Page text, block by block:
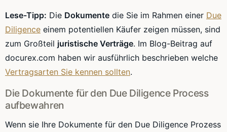
Lese-Tipp: Die Dokumente die Sie im Rahmen einer Due
Diligence einem potentiellen Käufer zeigen müssen, sind
zum Großteil juristische Verträge. Im Blog-Beitrag auf
docurex.com haben wir ausführlich beschrieben welche
Vertragsarten Sie kennen sollten.
Die Dokumente für den Due Diligence Process
aufbewahren
Wenn sie Ihre Dokumente für den Due Diligence Prozess